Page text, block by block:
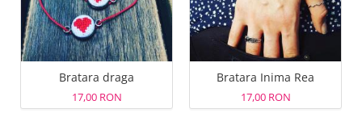
Bratara draga
17,00 RON
Bratara Inima Rea
17,00 RON